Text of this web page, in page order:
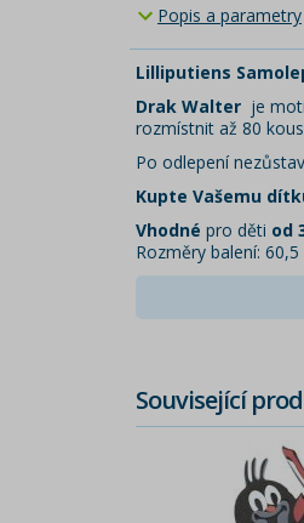
Popis a parametry
Lilliputiens
Drak Walter je
rozmístnit až 80
Po odlepení
Kupte Vašemu
Vhodné pro děti od
Rozměry balení:
Související